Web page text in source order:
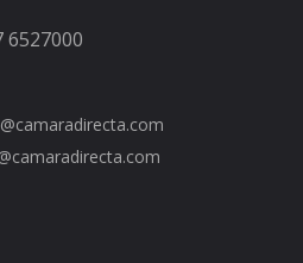
6527000